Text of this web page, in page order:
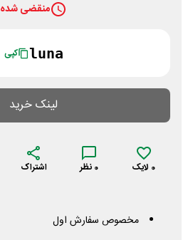
منقضی شده
luna کپی
لینک خرید
0 لایک 0 نظر اشتراک
مخصوص سفارش اول